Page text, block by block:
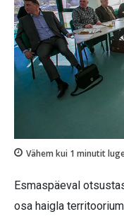
Vähem kui 1 minutit
Esmaspäeval
osa haigla